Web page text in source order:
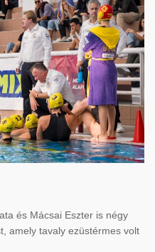
és Mácsai Eszter is négy
amely tavaly ezüstérmes volt